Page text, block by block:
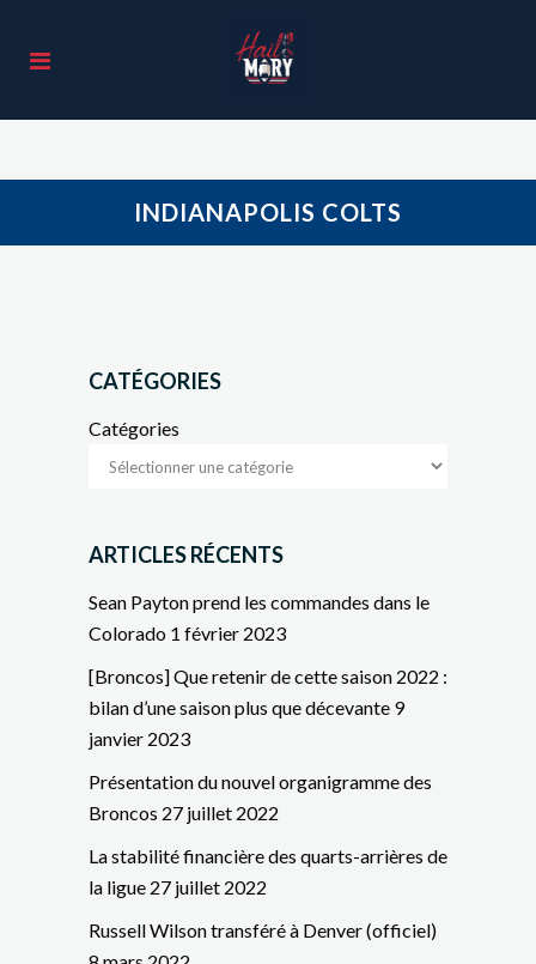
INDIANAPOLIS COLTS
CATÉGORIES
Catégories
ARTICLES RÉCENTS
Sean Payton prend les commandes dans le
Colorado 1 février 2023
[Broncos] Que retenir de cette saison 2022 :
bilan d’une saison plus que décevante 9
janvier 2023
Présentation du nouvel organigramme des
Broncos 27 juillet 2022
La stabilité financière des quarts-arrières de
la ligue 27 juillet 2022
Russell Wilson transféré à Denver (officiel)